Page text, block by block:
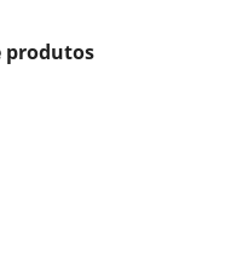
produtos